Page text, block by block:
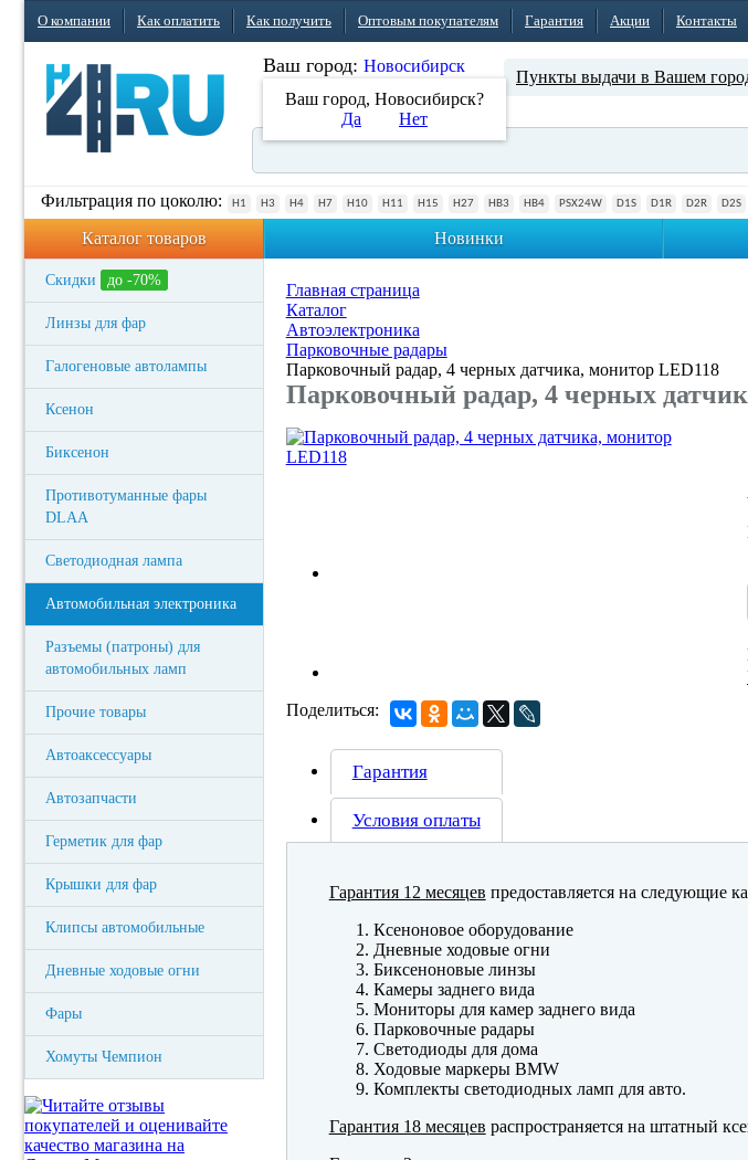
О компании Как оплатить Как получить Оптовым покупателям Гарантия Акции Контакты
Ваш город: Новосибирск
Ваш город, Новосибирск?
Да
Нет
Пункты выдачи в Вашем
Фильтрация по цоколю: H1 H3 H4 H7 H10 H11 H15 H27 HB3 HB4 PSX24W D1S D1R D2R D2S
Каталог товаров
Новинки
Скидки до -70%
Линзы для фар
Галогеновые автолампы
Ксенон
Биксенон
Противотуманные фары
DLAA
Светодиодная лампа
Автомобильная электроника
Разъемы (патроны) для
автомобильных ламп
Прочие товары
Автоаксессуары
Автозапчасти
Герметик для фар
Крышки для фар
Клипсы автомобильные
Дневные ходовые огни
Фары
Хомуты Чемпион
Главная страница
Каталог
Автоэлектроника
Парковочные радары
Парковочный радар, 4 черных датчика, монитор LED118
Парковочный радар, 4 черных
Поделиться:
Гарантия
Условия оплаты
Гарантия 12 месяцев предоставляется на следующие
Ксеноновое оборудование
Дневные ходовые огни
Биксеноновые линзы
Камеры заднего вида
Мониторы для камер заднего вида
Парковочные радары
Светодиоды для дома
Ходовые маркеры BMW
Комплекты светодиодных ламп для авто.
Гарантия 18 месяцев распространяется на штатный